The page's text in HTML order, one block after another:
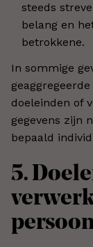
steeds
belang en
betrokkene.
In sommige
doeleinden of
gegevens zijn
bepaald
5.